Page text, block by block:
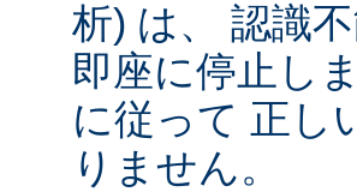
析) は、 認識
即座に停止し
に従って 正し
りません。